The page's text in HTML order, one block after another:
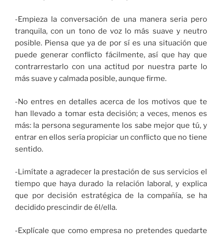
-Empieza la conversación de una manera seria pero
tranquila, con un tono de voz lo más suave y neutro
posible. Piensa que ya de por sí es una situación que
puede generar conflicto fácilmente, así que hay que
contrarrestarlo con una actitud por nuestra parte lo
más suave y calmada posible, aunque firme.
-No entres en detalles acerca de los motivos que te
han llevado a tomar esta decisión; a veces, menos es
más: la persona seguramente los sabe mejor que tú, y
entrar en ellos sería propiciar un conflicto que no tiene
sentido.
-Limítate a agradecer la prestación de sus servicios el
tiempo que haya durado la relación laboral, y explica
que por decisión estratégica de la compañía, se ha
decidido prescindir de él/ella.
-Explícale que como empresa no pretendes quedarte